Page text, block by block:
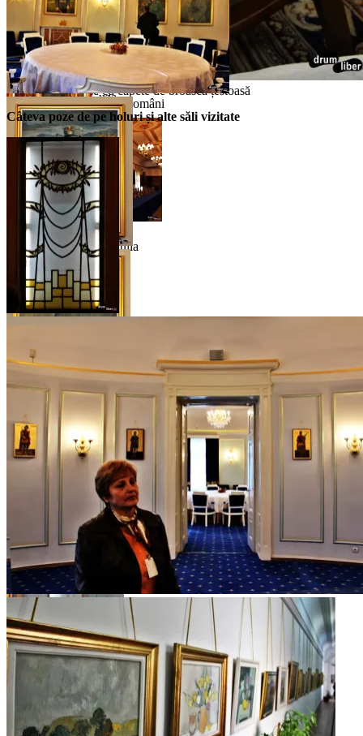
Mânere de scaune cu capete de broască țestoasă
Alexandru Ioan Cuza
Alegoria cu apariția poporului român,
dacii și romanii
Ferdinand I
Întregitorul
Palatul Cercului Militar
Național – Sala Alba Iulia
O parte dintre mareșalii români
Mareșalul Prezan
Averescu, mareșal
Ferdinand I, mareșal
Câteva poze de pe holuri și alte săli vizitate
Vază valoroasă, pe hol
Holuri din lateral
Galeria Sfinților Militari